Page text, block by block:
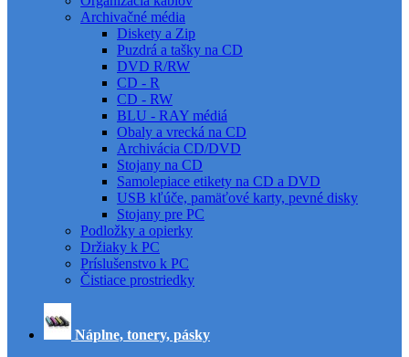
Archivačné média
Diskety a Zip
Puzdrá a tašky na CD
DVD R/RW
CD - R
CD - RW
BLU - RAY médiá
Obaly a vrecká na CD
Archivácia CD/DVD
Stojany na CD
Samolepiace etikety na CD a DVD
USB kľúče, pamäťové karty, pevné disky
Stojany pre PC
Podložky a opierky
Držiaky k PC
Príslušenstvo k PC
Čistiace prostriedky
Náplne, tonery, pásky